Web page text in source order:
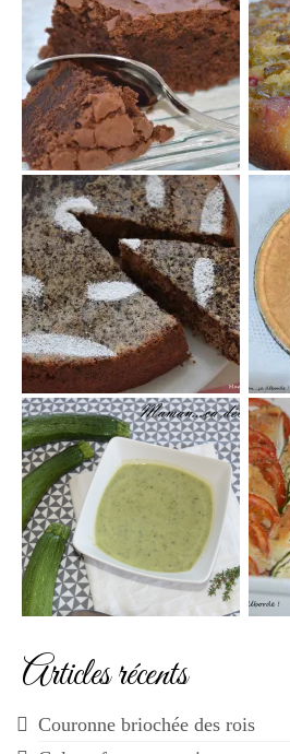
Articles récents
Couronne briochée des rois